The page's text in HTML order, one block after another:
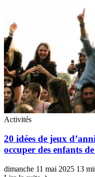
Activités
20 idées de jeux
occuper des enfants
dimanche 11 mai 2025 13